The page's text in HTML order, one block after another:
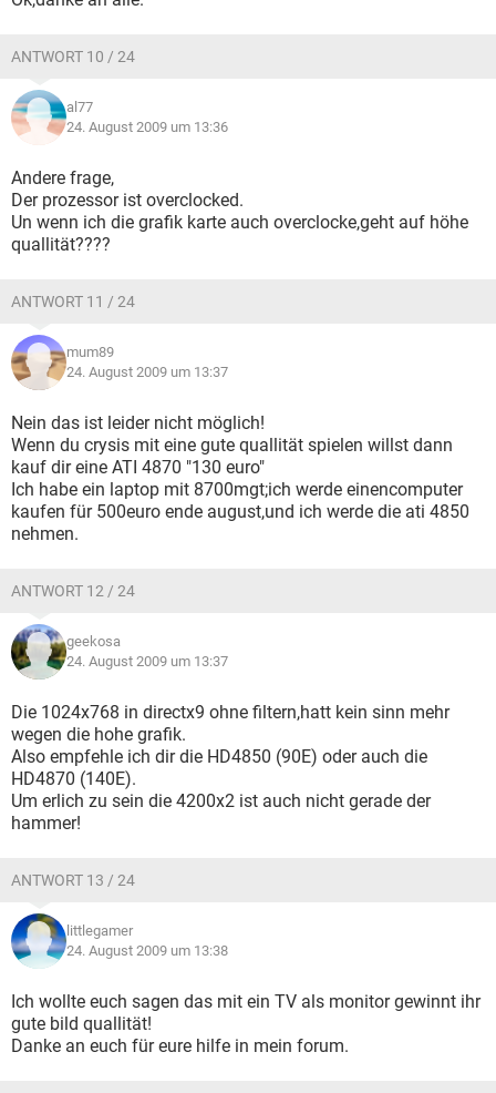
ANTWORT 10 / 24
al77
24. August 2009 um 13:36
Andere frage,
Der prozessor ist overclocked.
Un wenn ich die grafik karte auch overclocke,geht auf höhe
quallität????
ANTWORT 11 / 24
mum89
24. August 2009 um 13:37
Nein das ist leider nicht möglich!
Wenn du crysis mit eine gute quallität spielen willst dann
kauf dir eine ATI 4870 "130 euro"
Ich habe ein laptop mit 8700mgt;ich werde einencomputer
kaufen für 500euro ende august,und ich werde die ati 4850
nehmen.
ANTWORT 12 / 24
geekosa
24. August 2009 um 13:37
Die 1024x768 in directx9 ohne filtern,hatt kein sinn mehr
wegen die hohe grafik.
Also empfehle ich dir die HD4850 (90E) oder auch die
HD4870 (140E).
Um erlich zu sein die 4200x2 ist auch nicht gerade der
hammer!
ANTWORT 13 / 24
littlegamer
24. August 2009 um 13:38
Ich wollte euch sagen das mit ein TV als monitor gewinnt ihr
gute bild quallität!
Danke an euch für eure hilfe in mein forum.